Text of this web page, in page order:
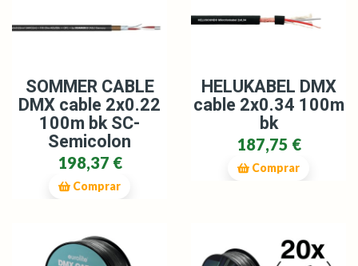
SOMMER CABLE
DMX cable 2x0.22
100m bk SC-
Semicolon
198,37 €
Comprar
HELUKABEL DMX
cable 2x0.34 100m
bk
187,75 €
Comprar